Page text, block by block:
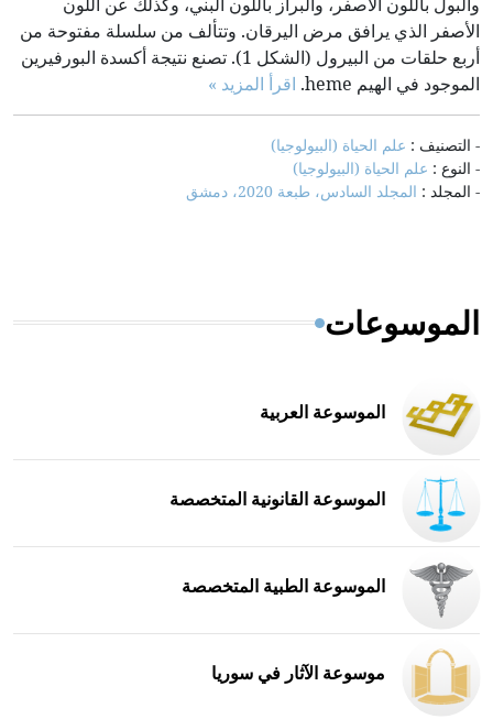
الأصفر الذي يرافق مرض اليرقان. وتتألف من سلسلة مفتوحة من
أربع حلقات من البيرول (الشكل 1). تصنع نتيجة أكسدة البورفيرين
الموجود في الهيم heme.
اقرأ المزيد »
- التصنيف : علم الحياة (البيولوجيا)
- النوع : علم الحياة (البيولوجيا)
- المجلد : المجلد السادس، طبعة 2020، دمشق
الموسوعات
الموسوعة العربية
الموسوعة القانونية المتخصصة
الموسوعة الطبية المتخصصة
موسوعة الآثار في سوريا